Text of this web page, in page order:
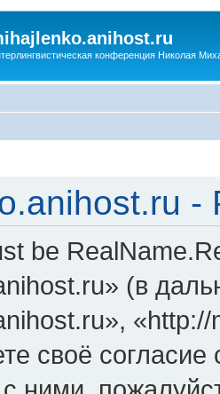
конференция Николая
-
be
(в
своё